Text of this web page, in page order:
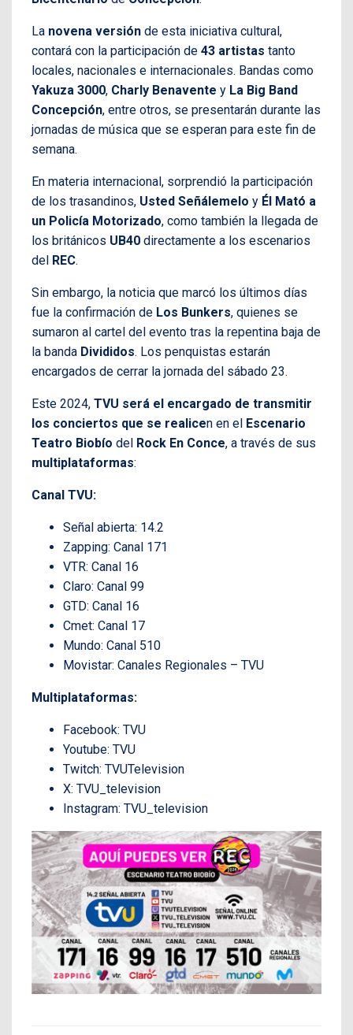
La novena versión de esta iniciativa cultural,
contará con la participación de 43 artistas tanto
locales, nacionales e internacionales. Bandas como
Yakuza 3000, Charly Benavente y La Big Band
Concepción, entre otros, se presentarán durante las
jornadas de música que se esperan para este fin de
semana.
En materia internacional, sorprendió la participación
de los trasandinos, Usted Señálemelo y Él Mató a
un Policía Motorizado, como también la llegada de
los británicos UB40 directamente a los escenarios
del REC.
Sin embargo, la noticia que marcó los últimos días
fue la confirmación de Los Bunkers, quienes se
sumaron al cartel del evento tras la repentina baja de
la banda Divididos. Los penquistas estarán
encargados de cerrar la jornada del sábado 23.
Este 2024, TVU será el encargado de transmitir
los conciertos que se realicen en el Escenario
Teatro Biobío del Rock En Conce, a través de sus
multiplataformas:
Canal TVU:
Señal abierta: 14.2
Zapping: Canal 171
VTR: Canal 16
Claro: Canal 99
GTD: Canal 16
Cmet: Canal 17
Mundo: Canal 510
Movistar: Canales Regionales – TVU
Multiplataformas:
Facebook: TVU
Youtube: TVU
Twitch: TVUTelevision
X: TVU_television
Instagram: TVU_television